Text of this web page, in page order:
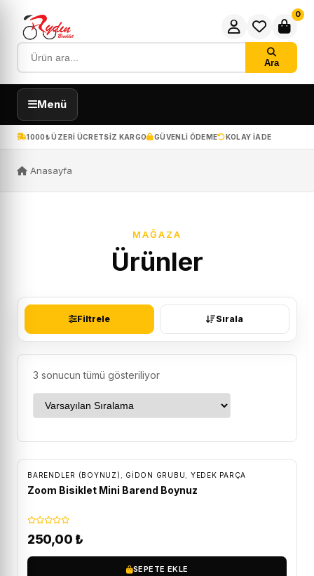
Ara
0
Menü
1000₺ ÜZERI ÜCRETSIZ KARGO GÜVENLI ÖDEME KOLAY IADE
Anasayfa
MAĞAZA
Ürünler
Filtrele Sırala
3 sonucun tümü gösteriliyor
BARENDLER (BOYNUZ) GIDON GRUBU YEDEK PARÇA
Zoom Bisiklet Mini Barend Boynuz
250,00 ₺
SEPETE EKLE